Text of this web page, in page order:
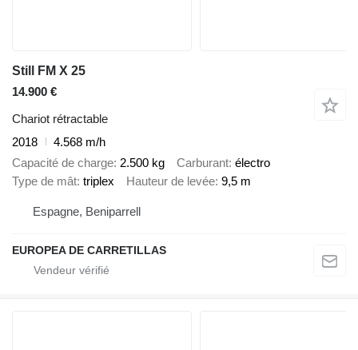
Still FM X 25
14.900 €
Chariot rétractable
2018
4.568 m/h
Capacité de charge 2.500 kg Carburant électro
Type de mât triplex Hauteur de levée 9,5 m
Espagne, Beniparrell
EUROPEA DE CARRETILLAS